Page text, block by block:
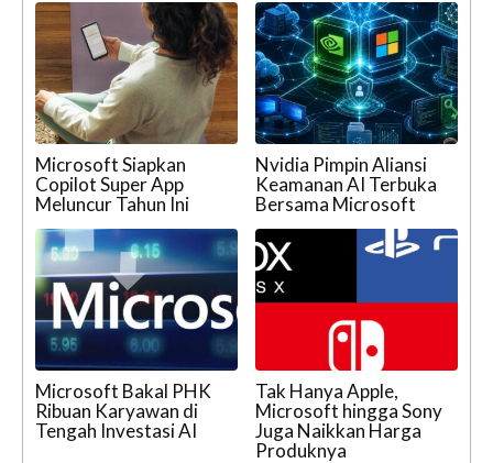
Microsoft Siapkan
Copilot Super App
Meluncur Tahun Ini
Nvidia Pimpin Aliansi
Keamanan AI Terbuka
Bersama Microsoft
Microsoft Bakal PHK
Ribuan Karyawan di
Tengah Investasi AI
Tak Hanya Apple,
Microsoft hingga Sony
Juga Naikkan Harga
Produknya